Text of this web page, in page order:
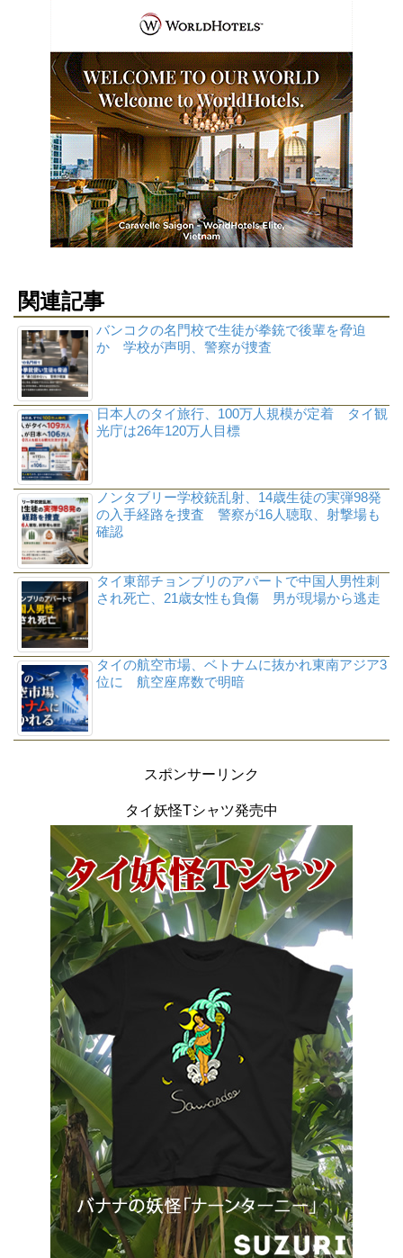
関連記事
バンコクの名門校で生徒が拳銃で後輩を脅迫
か 学校が声明、警察が捜査
日本人のタイ旅行、100万人規模が定着 タイ観
光庁は26年120万人目標
ノンタブリー学校銃乱射、14歳生徒の実弾98発
の入手経路を捜査 警察が16人聴取、射撃場も
確認
タイ東部チョンブリのアパートで中国人男性刺
され死亡、21歳女性も負傷 男が現場から逃走
タイの航空市場、ベトナムに抜かれ東南アジア3
位に 航空座席数で明暗
スポンサーリンク
タイ妖怪Tシャツ発売中